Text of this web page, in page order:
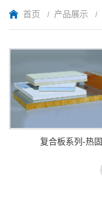
首页 产品展示
复合板系列-热固